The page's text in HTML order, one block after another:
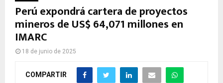
Perú expondrá cartera de proyectos
mineros de US$ 64,071 millones en
IMARC
18 de junio de 2025
COMPARTIR